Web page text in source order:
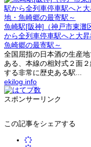
魚崎駅[阪神]（神戸市東灘
から全列車停車駅へと大
魚崎郷の最寄駅～
全国屈指の日本酒の生産
ある、本線の相対式２面
する非常に歴史ある駅...
ekilog.info
スポンサーリンク
この記事をシェアする